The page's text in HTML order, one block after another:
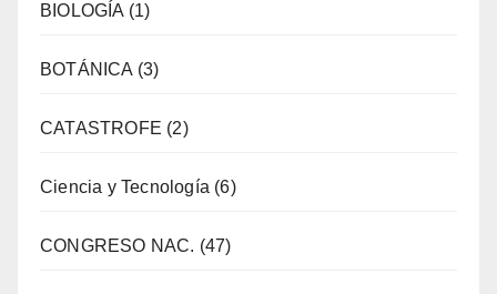
BIOLOGÍA (1)
BOTÁNICA (3)
CATASTROFE (2)
Ciencia y Tecnología (6)
CONGRESO NAC. (47)